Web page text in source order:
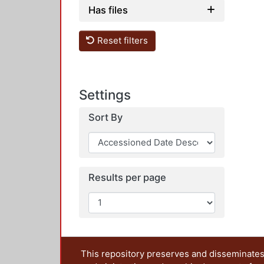
Has files
Reset filters
Settings
Sort By
Results per page
This repository preserves and